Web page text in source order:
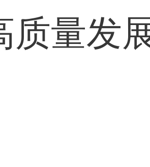
质量发